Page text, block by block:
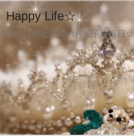
Happy Life☆
葉山に住む主婦のお菓子な毎日☆